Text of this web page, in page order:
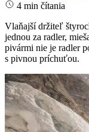
4 min čítania
Vlaňajší držiteľ
jednou za radler,
pivármi nie je radler
s pivnou príchuťou.